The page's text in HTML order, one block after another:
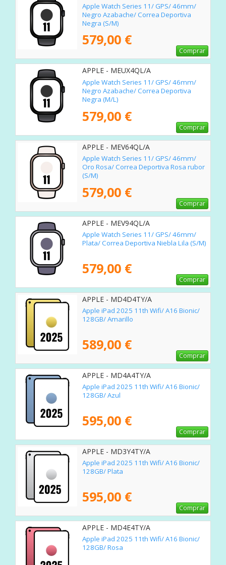
Apple Watch Series 11/ GPS/ 46mm/
Negro Azabache/ Correa Deportiva
Negra (S/M)
579,00 €
Comprar
APPLE - MEUX4QL/A
Apple Watch Series 11/ GPS/ 46mm/
Negro Azabache/ Correa Deportiva
Negra (M/L)
579,00 €
Comprar
APPLE - MEV64QL/A
Apple Watch Series 11/ GPS/ 46mm/
Oro Rosa/ Correa Deportiva Rosa rubor
(S/M)
579,00 €
Comprar
APPLE - MEV94QL/A
Apple Watch Series 11/ GPS/ 46mm/
Plata/ Correa Deportiva Niebla Lila (S/M)
579,00 €
Comprar
APPLE - MD4D4TY/A
Apple iPad 2025 11th Wifi/ A16 Bionic/
128GB/ Amarillo
589,00 €
Comprar
APPLE - MD4A4TY/A
Apple iPad 2025 11th Wifi/ A16 Bionic/
128GB/ Azul
595,00 €
Comprar
APPLE - MD3Y4TY/A
Apple iPad 2025 11th Wifi/ A16 Bionic/
128GB/ Plata
595,00 €
Comprar
APPLE - MD4E4TY/A
Apple iPad 2025 11th Wifi/ A16 Bionic/
128GB/ Rosa